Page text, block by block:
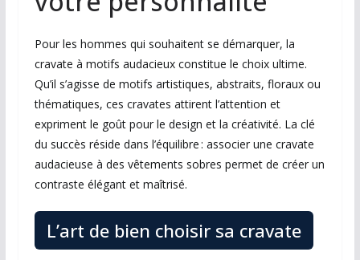
Pour les hommes qui souhaitent se démarquer, la
cravate à motifs audacieux constitue le choix ultime.
Qu’il s’agisse de motifs artistiques, abstraits, floraux ou
thématiques, ces cravates attirent l’attention et
expriment le goût pour le design et la créativité. La clé
du succès réside dans l’équilibre : associer une cravate
audacieuse à des vêtements sobres permet de créer un
contraste élégant et maîtrisé.
L’art de bien choisir sa cravate